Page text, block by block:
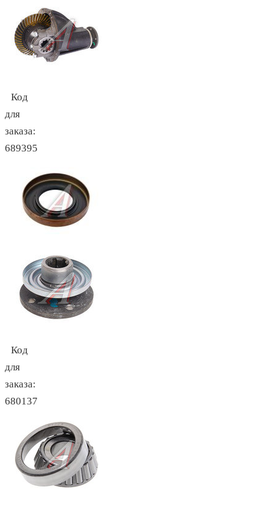
Код
для
заказа:
689395
Код
для
заказа:
680137